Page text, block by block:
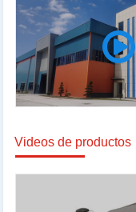
Videos de productos